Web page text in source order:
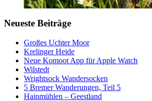
Neueste Beiträge
Großes Uchter Moor
Krelinger Heide
Neue Komoot App für Apple Watch
Wilstedt
Wrightsock Wandersocken
5 Bremer Wanderungen, Teil 5
Hainmühlen – Geestland